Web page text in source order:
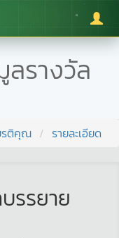
ลรางวัล
รติคุณ รายละเอียด
รรยาย